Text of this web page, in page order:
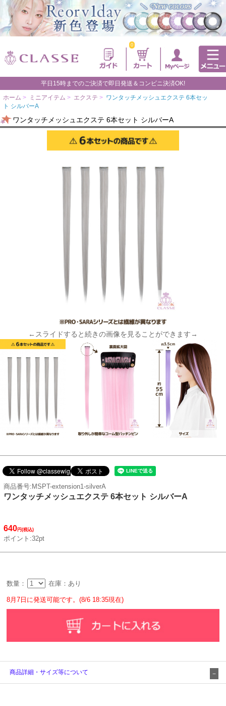
0
平日15時までのご決済で即日発送＆コンビニ決済OK!
ホーム > ミニアイテム > エクステ > ワンタッチメッシュエクステ 6本セッ
ト シルバーA
ワンタッチメッシュエクステ 6本セット シルバーA
←スライドすると続きの画像を見ることができます→
商品番号:MSPT-extension1-silverA
ワンタッチメッシュエクステ 6本セット シルバーA
640円(税込)
ポイント:32pt
数量： 在庫：あり
8月7日に発送可能です。(8/6 18:35現在)
商品詳細・サイズ等について